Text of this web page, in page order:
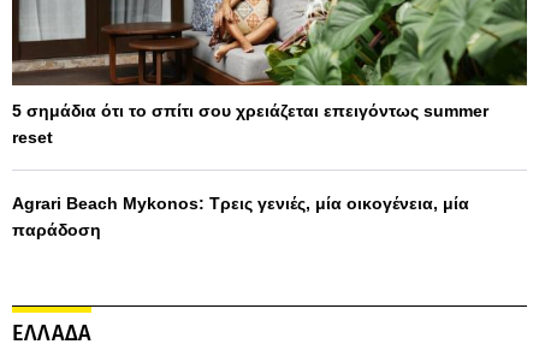
5 σημάδια ότι το σπίτι σου χρειάζεται επειγόντως summer
reset
Agrari Beach Mykonos: Τρεις γενιές, μία οικογένεια, μία
παράδοση
ΕΛΛΑΔΑ